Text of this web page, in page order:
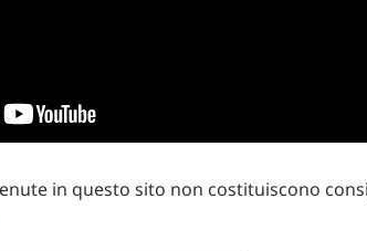
in questo sito non costituiscono